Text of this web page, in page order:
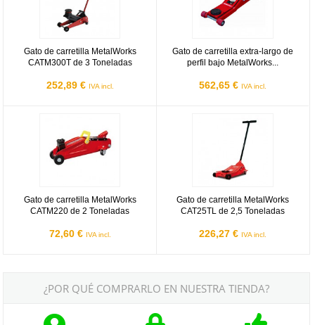
Gato de carretilla MetalWorks
CATM300T de 3 Toneladas
252,89 € IVA incl.
Gato de carretilla extra-largo de
perfil bajo MetalWorks...
562,65 € IVA incl.
Gato de carretilla MetalWorks
CATM220 de 2 Toneladas
72,60 € IVA incl.
Gato de carretilla MetalWorks
CAT25TL de 2,5 Toneladas
226,27 € IVA incl.
¿POR QUÉ COMPRARLO EN NUESTRA TIENDA?